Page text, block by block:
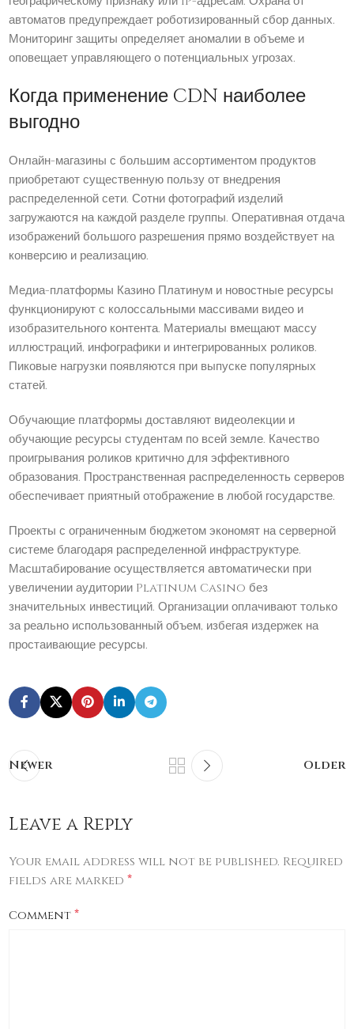
автоматов предупреждает роботизированный сбор данных.
Мониторинг защиты определяет аномалии в объеме и
оповещает управляющего о потенциальных угрозах.
Когда применение CDN наиболее
выгодно
Онлайн-магазины с большим ассортиментом продуктов
приобретают существенную пользу от внедрения
распределенной сети. Сотни фотографий изделий
загружаются на каждой разделе группы. Оперативная отдача
изображений большого разрешения прямо воздействует на
конверсию и реализацию.
Медиа-платформы Казино Платинум и новостные ресурсы
функционируют с колоссальными массивами видео и
изобразительного контента. Материалы вмещают массу
иллюстраций, инфографики и интегрированных роликов.
Пиковые нагрузки появляются при выпуске популярных
статей.
Обучающие платформы доставляют видеолекции и
обучающие ресурсы студентам по всей земле. Качество
проигрывания роликов критично для эффективного
образования. Пространственная распределенность серверов
обеспечивает приятный отображение в любой государстве.
Проекты с ограниченным бюджетом экономят на серверной
системе благодаря распределенной инфраструктуре.
Масштабирование осуществляется автоматически при
увеличении аудитории Platinum Casino без
значительных инвестиций. Организации оплачивают только
за реально использованный объем, избегая издержек на
простаивающие ресурсы.
Newer Older
Leave a Reply
Your email address will not be published. Required
fields are marked*
Comment*